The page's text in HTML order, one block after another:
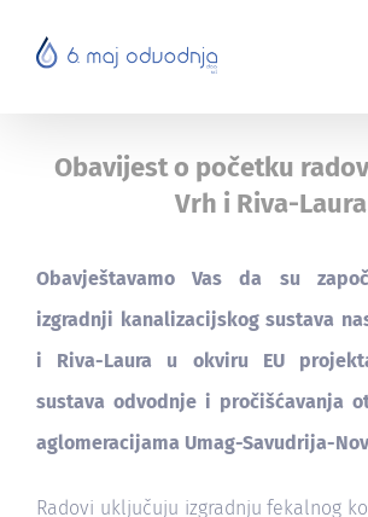
Obavijest o početku
Vrh i Riva-Laura
Obavještavamo Vas da su
izgradnji kanalizacijskog sustava
i Riva-Laura u okviru EU
sustava odvodnje i pročišćavanja
aglomeracijama Umag-Savudrija-
Radovi uključuju izgradnju fekalnog